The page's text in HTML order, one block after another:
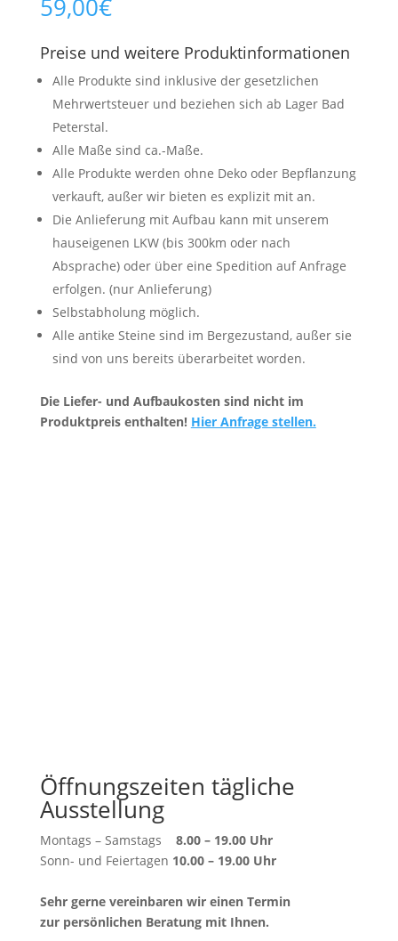
59,00€
Preise und weitere Produktinformationen
Alle Produkte sind inklusive der gesetzlichen
Mehrwertsteuer und beziehen sich ab Lager Bad
Peterstal.
Alle Maße sind ca.-Maße.
Alle Produkte werden ohne Deko oder Bepflanzung
verkauft, außer wir bieten es explizit mit an.
Die Anlieferung mit Aufbau kann mit unserem
hauseigenen LKW (bis 300km oder nach
Absprache) oder über eine Spedition auf Anfrage
erfolgen. (nur Anlieferung)
Selbstabholung möglich.
Alle antike Steine sind im Bergezustand, außer sie
sind von uns bereits überarbeitet worden.
Die Liefer- und Aufbaukosten sind nicht im
Produktpreis enthalten! Hier Anfrage stellen.
Öffnungszeiten tägliche
Ausstellung
Montags – Samstags 8.00 – 19.00 Uhr
Sonn- und Feiertagen 10.00 – 19.00 Uhr
Sehr gerne vereinbaren wir einen Termin
zur persönlichen Beratung mit Ihnen.